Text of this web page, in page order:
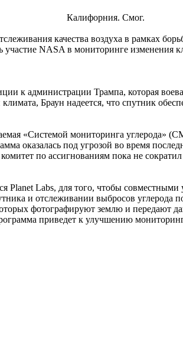
Калифорния. Смог.
качества воздуха в рамках
NASA в мониторинге изменения
к администрации Трампа, которая
Браун надеется, что спутник
«Системой мониторинга углерода»
оказалась под угрозой во время
по ассигнованиям пока не
Planet Labs, для того, чтобы
и отслеживании выбросов углерода
фотографируют землю и передают
приведет к улучшению